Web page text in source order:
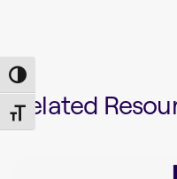
Toggle High Contrast
Toggle Font size
Related